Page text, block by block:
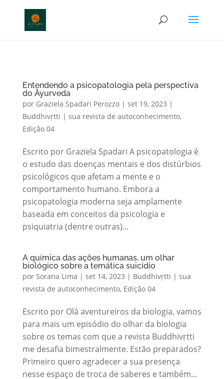
Entendendo a psicopatologia pela perspectiva
do Āyurveda
por Graziela Spadari Perozzo| set 19, 2023 |
Buddhivṛtti | sua revista de autoconhecimento,
Edição 04
Escrito por Graziela Spadari A psicopatologia é
o estudo das doenças mentais e dos distúrbios
psicológicos que afetam a mente e o
comportamento humano. Embora a
psicopatologia moderna seja amplamente
baseada em conceitos da psicologia e
psiquiatria (dentre outras)...
A química das ações humanas, um olhar
biológico sobre a temática suicídio
por Sorana Lima | set 14, 2023 | Buddhivṛtti | sua
revista de autoconhecimento, Edição 04
Escrito por Olá aventureiros da biologia, vamos
para mais um episódio do olhar da biologia
sobre os temas com que a revista Buddhivṛtti
me desafia bimestralmente. Estão preparados?
Primeiro quero agradecer a sua presença
nesse espaço de troca de saberes e também...